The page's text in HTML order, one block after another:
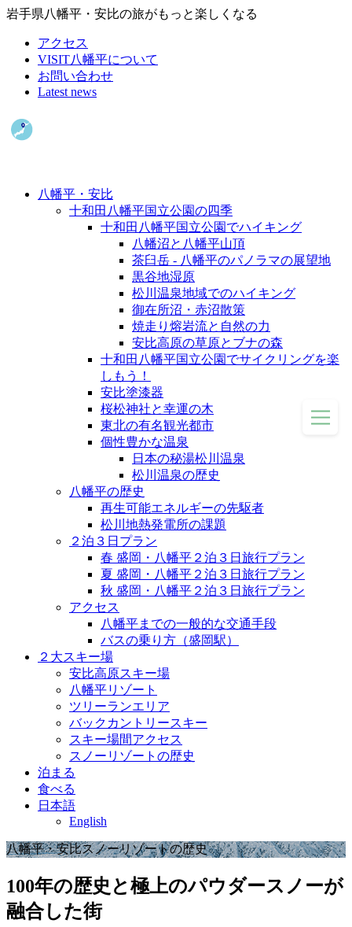
岩手県八幡平・安比の旅がもっと楽しくなる
アクセス
VISIT八幡平について
お問い合わせ
Latest news
八幡平・安比
十和田八幡平国立公園の四季
十和田八幡平国立公園でハイキング
八幡沼と八幡平山頂
茶臼岳 - 八幡平のパノラマの展望地
黒谷地湿原
松川温泉地域でのハイキング
御在所沼・赤沼散策
焼走り熔岩流と自然の力
安比高原の草原とブナの森
十和田八幡平国立公園でサイクリングを楽
しもう！
安比塗漆器
桜松神社と幸運の木
東北の有名観光都市
個性豊かな温泉
日本の秘湯松川温泉
松川温泉の歴史
八幡平の歴史
再生可能エネルギーの先駆者
松川地熱発電所の課題
２泊３日プラン
春 盛岡・八幡平２泊３日旅行プラン
夏 盛岡・八幡平２泊３日旅行プラン
秋 盛岡・八幡平２泊３日旅行プラン
アクセス
八幡平までの一般的な交通手段
バスの乗り方（盛岡駅）
２大スキー場
安比高原スキー場
八幡平リゾート
ツリーランエリア
バックカントリースキー
スキー場間アクセス
スノーリゾートの歴史
泊まる
食べる
日本語
English
八幡平・安比スノーリゾートの歴史
100年の歴史と極上のパウダースノーが
融合した街